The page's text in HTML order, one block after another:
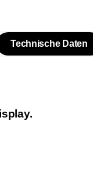
Technische Daten